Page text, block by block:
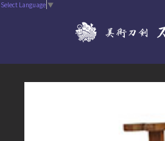
Select Language ▼